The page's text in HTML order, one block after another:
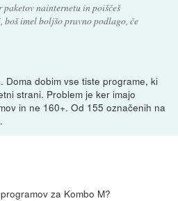
nainternetu in poiščeš
imel boljšo pravno podlago, če
Doma dobim vse tiste programe, ki
strani. Problem je ker imajo
in ne 160+. Od 155 označenih na
za Kombo M?